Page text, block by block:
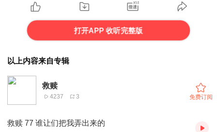
打开APP 收听完整版
以上内容来自专辑
救赎
4237 3 免费订阅
救赎 77 谁让们把我弄出来的